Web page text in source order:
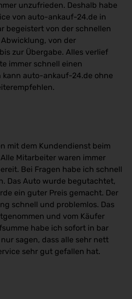
unzufrieden. Deshalb habe
von auto-ankauf-24.de in
begeistert von der schnellen
von der
zur Übergabe. Alles verlief
immer schnell einen
kann auto-ankauf-24.de ohne
mit dem Kundendienst beim
Mitarbeiter waren immer
Bei Fragen habe ich schnell
Das Auto wurde begutachtet,
ein guter Preis gemacht. Der
schnell und problemlos. Das
und vom Käufer
habe ich sofort in bar
sagen, dass alle sehr nett
sehr gut gefallen hat.